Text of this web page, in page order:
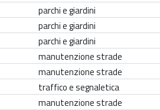
parchi e giardini
parchi e giardini
parchi e giardini
manutenzione strade
manutenzione strade
traffico e segnaletica
manutenzione strade